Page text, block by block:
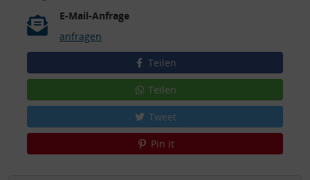
E-Mail-Anfrage
anfragen
Teilen
Teilen
Tweet
Pin it